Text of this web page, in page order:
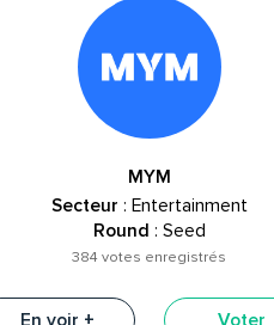
MYM
Secteur : Entertainment
Round : Seed
384 votes enregistrés